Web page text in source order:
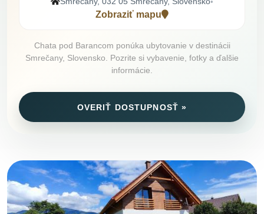
Zobraziť mapu
Chata pod Barancom ponúka ubytovanie v destinácii
Smrečany, Slovensko. Pozrite si vybavenie, fotky a ďalšie
informácie.
OVERIŤ DOSTUPNOSŤ »